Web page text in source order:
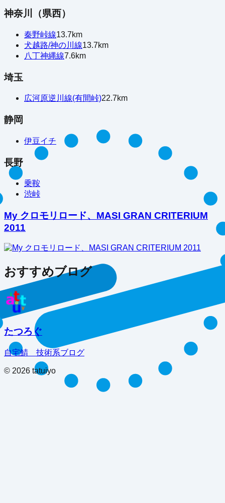
神奈川（県西）
秦野峠線13.7km
犬越路/神の川線13.7km
八丁神縄線7.6km
埼玉
広河原逆川線(有間峠)22.7km
静岡
伊豆イチ
長野
乗鞍
渋峠
My クロモリロード、MASI GRAN CRITERIUM
2011
おすすめブログ
たつろぐ
自宅鯖 技術系ブログ
© 2026 tatuiyo